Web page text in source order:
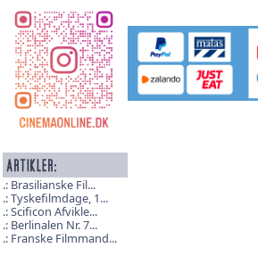
Brasilianske Fil...
Tyskefilmdage, 1...
Scificon Afvikle...
Berlinalen Nr. 7...
Franske Filmmand...